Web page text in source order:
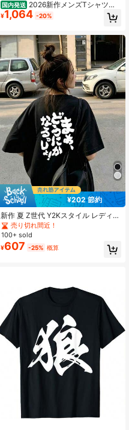
国内発送 2026新作メンズTシャツ、
シンプルな黒のプリント、綿100%材
料で肌にYOしく通気性があり刺激が
ごい雰囲気、ゆったりとしたシルエ
ットで体型をカバー、春夏の通常使
用いやデート、旅行するに最适
¥1,064 -20%
¥202 節約
新作 夏 Z世代 Y2Kスタイル レディー
ストップス 楽しい日本柄 ラウンドネ
ック 半袖Tシャツ カジュアル ブラッ
ク
売り切れ間近！
100+ sold
¥607 -25% 概算